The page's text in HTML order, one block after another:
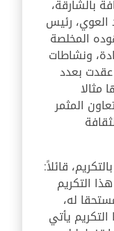
بالشارقة،
العوي، رئيس
المخلصة
ونشاطات
بعدد
مثالا
المثمر
قائلاً:
التكريم
له،
يأتي